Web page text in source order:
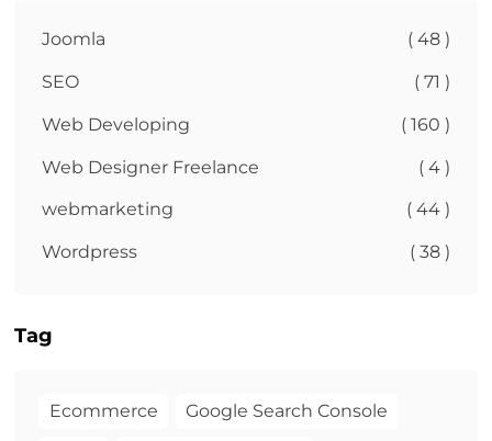
Joomla ( 48 )
SEO ( 71 )
Web Developing ( 160 )
Web Designer Freelance ( 4 )
webmarketing ( 44 )
Wordpress ( 38 )
Tag
Ecommerce Google Search Console